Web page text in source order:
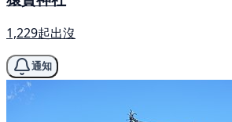
1,229起出沒
通知